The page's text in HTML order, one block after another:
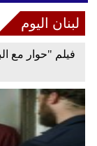
لبنان اليوم
فيلم "حوار مع